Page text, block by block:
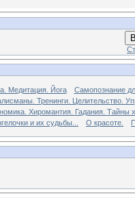
Медитация. Йога
Самопознание
Тренинги. Целительство.
Хиромантия. Гадания. Тайны
и их судьбы...
О красоте.